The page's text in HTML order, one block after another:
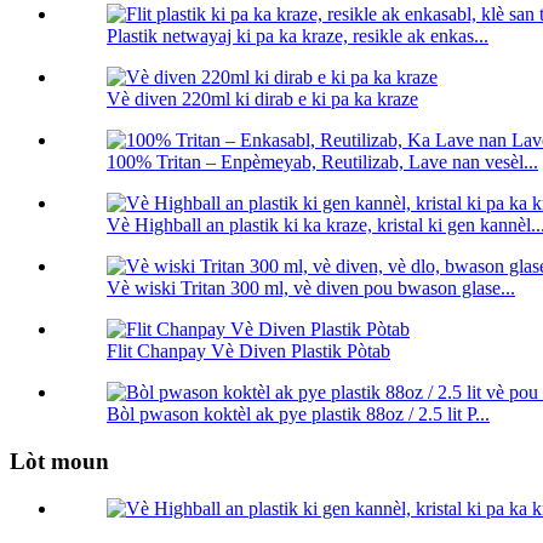
Plastik netwayaj ki pa ka kraze, resikle ak enkas...
Vè diven 220ml ki dirab e ki pa ka kraze
100% Tritan – Enpèmeyab, Reutilizab, Lave nan vesèl...
Vè Highball an plastik ki ka kraze, kristal ki gen
Vè wiski Tritan 300 ml, vè diven pou bwason glase...
Flit Chanpay Vè Diven Plastik Pòtab
Bòl pwason koktèl ak pye plastik 88oz / 2.5 lit P...
Lòt moun